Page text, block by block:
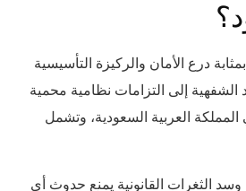
درع الأمان والركيزة التأسيسية
الشفهية إلى التزامات نظامية محمية
العربية السعودية، وتشمل
وسد الثغرات القانونية يمنع حدوث أي